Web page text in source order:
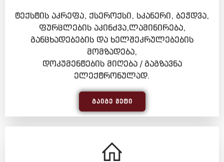
ტექსტის აკრეფა, ქსეროქსი, სკანერი, ბეჭდვა,
ფურცლების აკინძვა,ლამინირება,
განცხადებების და ხელშეკრულებების
მომზადება,
დოკუმენტების მიღება / გაგზავნა
ელექტრონულად.
ᲒᲐᲘᲒᲔ ᲛᲔᲢᲘ